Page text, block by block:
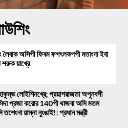
লৈবাক অসিগী ফিবম ফগৎলকপগী মতাংদা ইবা
শরুক য়াখ্রে
লোইশিনখ্রে; প্রয়াগরাজতা অপুনবগী
প্রজা করোর 140গী থাজবা অসি মতম
য়াম্না নুংঙাই!: প্রধান মন্ত্রী